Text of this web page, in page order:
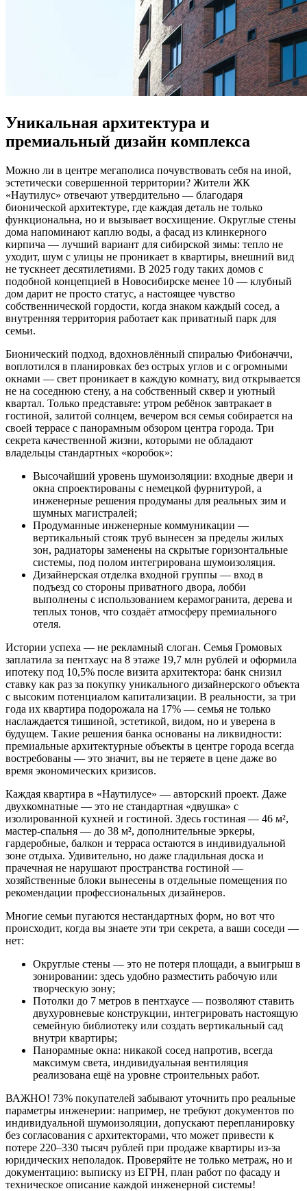
Уникальная архитектура и
премиальный дизайн комплекса
Можно ли в центре мегаполиса почувствовать себя на иной,
эстетически совершенной территории? Жители ЖК
«Наутилус» отвечают утвердительно — благодаря
бионической архитектуре, где каждая деталь не только
функциональна, но и вызывает восхищение. Округлые стены
дома напоминают каплю воды, а фасад из клинкерного
кирпича — лучший вариант для сибирской зимы: тепло не
уходит, шум с улицы не проникает в квартиры, внешний вид
не тускнеет десятилетиями. В 2025 году таких домов с
подобной концепцией в Новосибирске менее 10 — клубный
дом дарит не просто статус, а настоящее чувство
собственнической гордости, когда знаком каждый сосед, а
внутренняя территория работает как приватный парк для
семьи.
Бионический подход, вдохновлённый спиралью Фибоначчи,
воплотился в планировках без острых углов и с огромными
окнами — свет проникает в каждую комнату, вид открывается
не на соседнюю стену, а на собственный сквер и уютный
квартал. Только представьте: утром ребёнок завтракает в
гостиной, залитой солнцем, вечером вся семья собирается на
своей террасе с панорамным обзором центра города. Три
секрета качественной жизни, которыми не обладают
владельцы стандартных «коробок»:
Высочайший уровень шумоизоляции: входные двери и
окна спроектированы с немецкой фурнитурой, а
инженерные решения продуманы для реальных зим и
шумных магистралей;
Продуманные инженерные коммуникации —
вертикальный стояк труб вынесен за пределы жилых
зон, радиаторы заменены на скрытые горизонтальные
системы, под полом интегрирована шумоизоляция.
Дизайнерская отделка входной группы — вход в
подъезд со стороны приватного двора, лобби
выполнены с использованием керамогранита, дерева и
теплых тонов, что создаёт атмосферу премиального
отеля.
Истории успеха — не рекламный слоган. Семья Громовых
заплатила за пентхаус на 8 этаже 19,7 млн рублей и оформила
ипотеку под 10,5% после визита архитектора: банк снизил
ставку как раз за покупку уникального дизайнерского объекта
с высоким потенциалом капитализации. В реальности, за три
года их квартира подорожала на 17% — семья не только
наслаждается тишиной, эстетикой, видом, но и уверена в
будущем. Такие решения банка основаны на ликвидности:
премиальные архитектурные объекты в центре города всегда
востребованы — это значит, вы не теряете в цене даже во
время экономических кризисов.
Каждая квартира в «Наутилусе» — авторский проект. Даже
двухкомнатные — это не стандартная «двушка» с
изолированной кухней и гостиной. Здесь гостиная — 46 м²,
мастер-спальня — до 38 м², дополнительные эркеры,
гардеробные, балкон и терраса остаются в индивидуальной
зоне отдыха. Удивительно, но даже гладильная доска и
прачечная не нарушают пространства гостиной —
хозяйственные блоки вынесены в отдельные помещения по
рекомендации профессиональных дизайнеров.
Многие семьи пугаются нестандартных форм, но вот что
происходит, когда вы знаете эти три секрета, а ваши соседи —
нет:
Округлые стены — это не потеря площади, а выигрыш в
зонировании: здесь удобно разместить рабочую или
творческую зону;
Потолки до 7 метров в пентхаусе — позволяют ставить
двухуровневые конструкции, интегрировать настоящую
семейную библиотеку или создать вертикальный сад
внутри квартиры;
Панорамные окна: никакой сосед напротив, всегда
максимум света, индивидуальная вентиляция
реализована ещё на уровне строительных работ.
ВАЖНО! 73% покупателей забывают уточнить про реальные
параметры инженерии: например, не требуют документов по
индивидуальной шумоизоляции, допускают перепланировку
без согласования с архитекторами, что может привести к
потере 220–330 тысяч рублей при продаже квартиры из-за
юридических неполадок. Проверяйте не только метраж, но и
документацию: выписку из ЕГРН, план работ по фасаду и
техническое описание каждой инженерной системы!